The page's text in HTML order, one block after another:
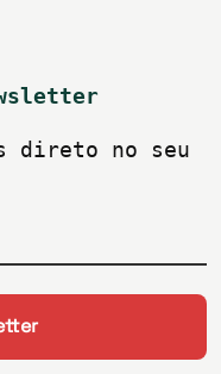
direto no seu